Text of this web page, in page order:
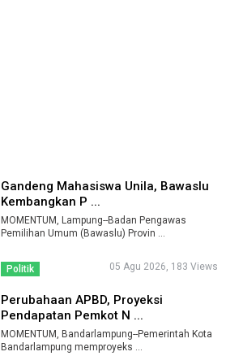
Gandeng Mahasiswa Unila, Bawaslu
Kembangkan P ...
MOMENTUM, Lampung--Badan Pengawas
Pemilihan Umum (Bawaslu) Provin ...
Politik 05 Agu 2026, 183 Views
Perubahaan APBD, Proyeksi
Pendapatan Pemkot N ...
MOMENTUM, Bandarlampung--Pemerintah Kota
Bandarlampung memproyeks ...